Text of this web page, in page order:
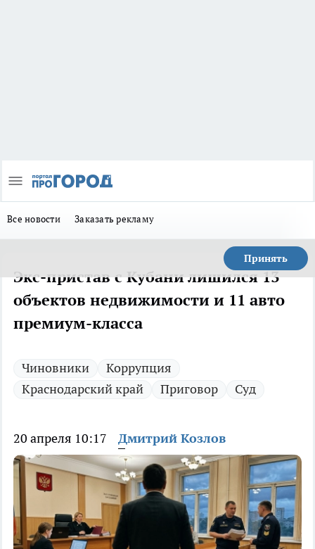
Все новости Заказать рекламу
Принять
Экс-пристав с Кубани лишился 13
объектов недвижимости и 11 авто
премиум-класса
Чиновники
Коррупция
Краснодарский край
Приговор Суд
20 апреля 10:17 Дмитрий Козлов